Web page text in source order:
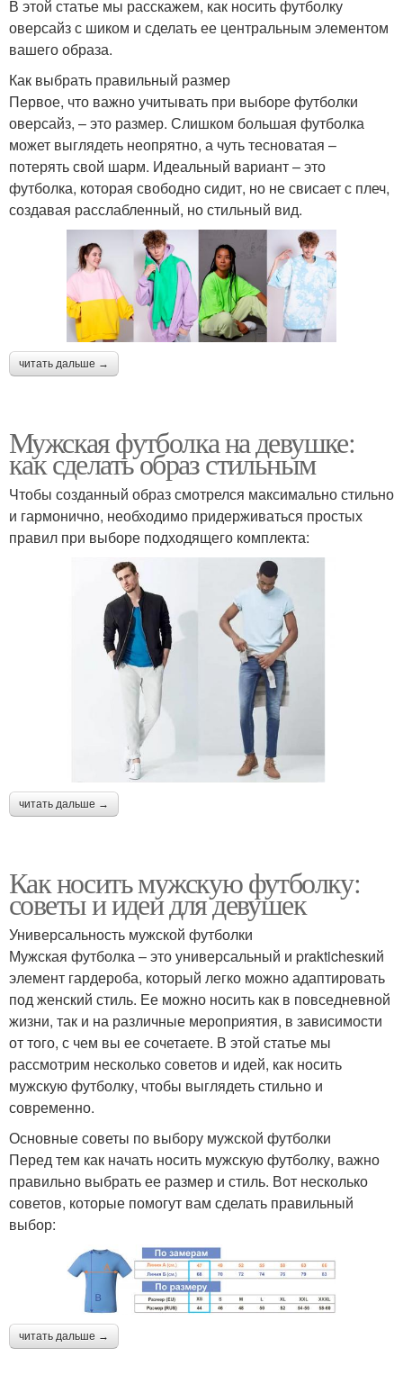
В этой статье мы расскажем, как носить футболку
оверсайз с шиком и сделать ее центральным элементом
вашего образа.
Как выбрать правильный размер
Первое, что важно учитывать при выборе футболки
оверсайз, – это размер. Слишком большая футболка
может выглядеть неопрятно, а чуть тесноватая –
потерять свой шарм. Идеальный вариант – это
футболка, которая свободно сидит, но не свисает с плеч,
создавая расслабленный, но стильный вид.
читать дальше →
Мужская футболка на девушке:
как сделать образ стильным
Чтобы созданный образ смотрелся максимально стильно
и гармонично, необходимо придерживаться простых
правил при выборе подходящего комплекта:
читать дальше →
Как носить мужскую футболку:
советы и идеи для девушек
Универсальность мужской футболки
Мужская футболка – это универсальный и praktichesкий
элемент гардероба, который легко можно адаптировать
под женский стиль. Ее можно носить как в повседневной
жизни, так и на различные мероприятия, в зависимости
от того, с чем вы ее сочетаете. В этой статье мы
рассмотрим несколько советов и идей, как носить
мужскую футболку, чтобы выглядеть стильно и
современно.
Основные советы по выбору мужской футболки
Перед тем как начать носить мужскую футболку, важно
правильно выбрать ее размер и стиль. Вот несколько
советов, которые помогут вам сделать правильный
выбор:
читать дальше →